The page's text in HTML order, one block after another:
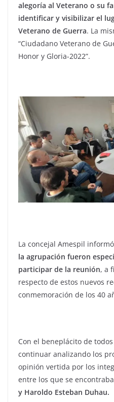
alegoría al Veterano o su
identificar y visibilizar el
Veterano de Guerra. La
“Ciudadano Veterano de
Honor y Gloria-2022”.
La concejal Amespil
la agrupación fueron
participar de la reunión, a
respecto de estos nuevos
conmemoración de los 40
Con el beneplácito de
continuar analizando los
opinión vertida por los
entre los que se
y Haroldo Esteban Duhau.